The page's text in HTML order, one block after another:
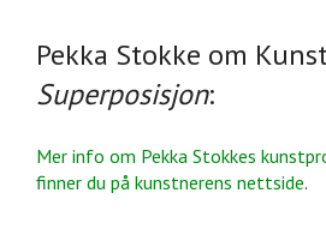
Pekka Stokke om
Superposisjon:
Mer info om Pekka Stokkes
finner du på kunstnerens nettside.